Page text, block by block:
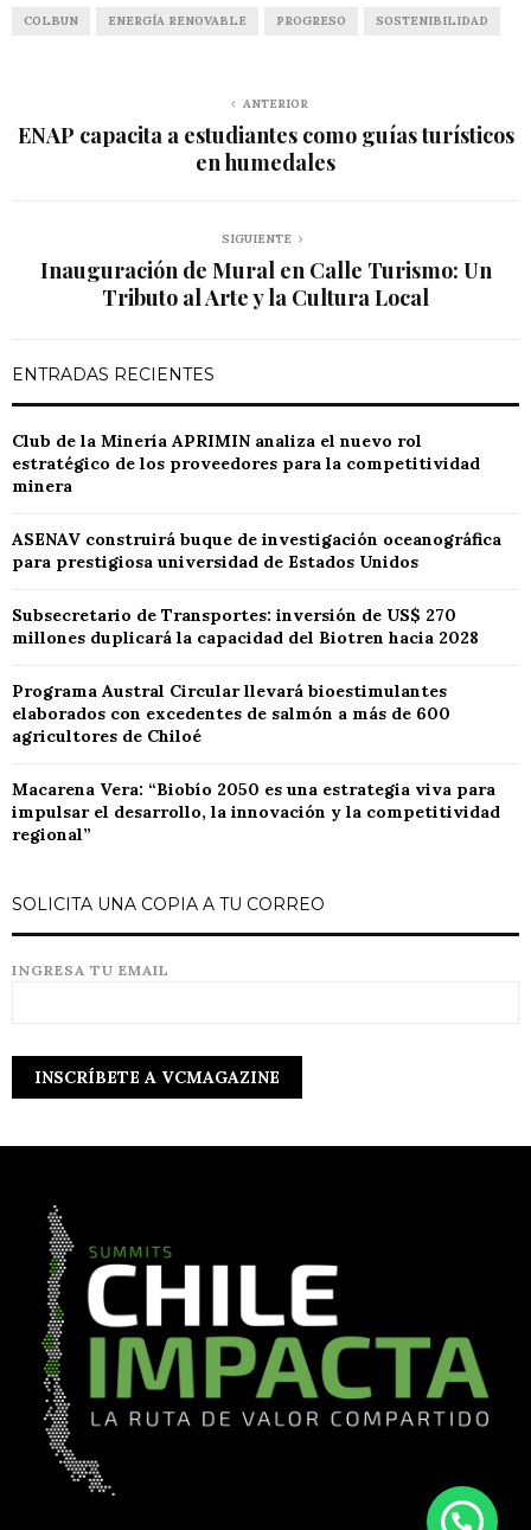
COLBUN ENERGÍA RENOVABLE PROGRESO SOSTENIBILIDAD
ANTERIOR
ENAP capacita a estudiantes como guías turísticos
en humedales
SIGUIENTE
Inauguración de Mural en Calle Turismo: Un
Tributo al Arte y la Cultura Local
ENTRADAS RECIENTES
Club de la Minería APRIMIN analiza el nuevo rol
estratégico de los proveedores para la competitividad
minera
ASENAV construirá buque de investigación oceanográfica
para prestigiosa universidad de Estados Unidos
Subsecretario de Transportes: inversión de US$ 270
millones duplicará la capacidad del Biotren hacia 2028
Programa Austral Circular llevará bioestimulantes
elaborados con excedentes de salmón a más de 600
agricultores de Chiloé
Macarena Vera: “Biobío 2050 es una estrategia viva para
impulsar el desarrollo, la innovación y la competitividad
regional”
SOLICITA UNA COPIA A TU CORREO
INGRESA TU EMAIL